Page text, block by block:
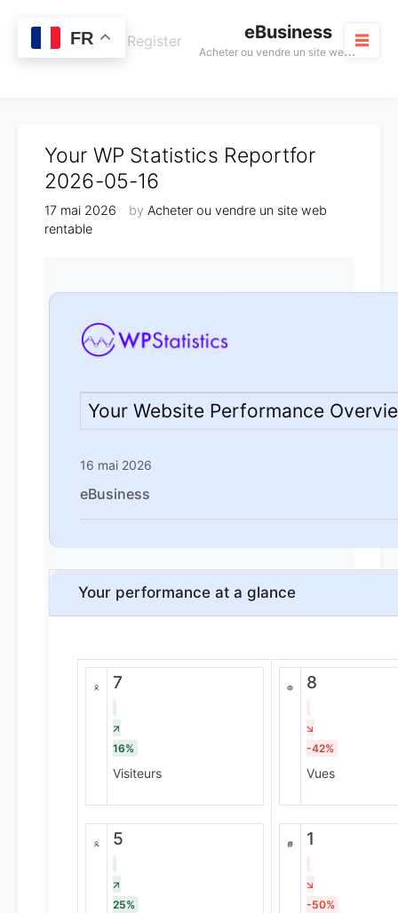
content
eBusiness
A
cheter ou vendre un site web rentable
CartLogin / Register
Your WP Statistics Reportfor
2026-05-16
17 mai 2026 by Acheter ou vendre un site web
rentable
Your Website Performance
16 mai 2026
eBusiness
Your performance at a glance
7
16%
Visiteurs
5
25%
8
-42%
Vues
1
-50%
FR